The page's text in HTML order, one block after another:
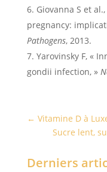
Giovanna S et
pregnancy:
Pathogens, 2013.
Yarovinsky F, «
gondii infection, »
← Vitamine D à
Sucre lent,
Derniers